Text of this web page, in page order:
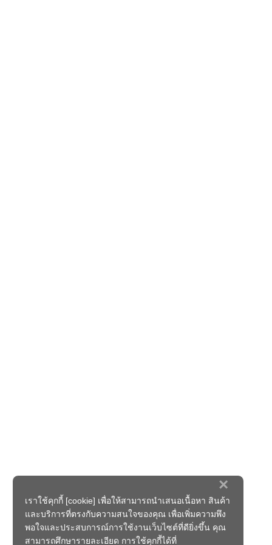
×
เราใช้คุกกี้ [cookie] เพื่อให้สามารถนำเสนอเนื้อหา สินค้า
และบริการที่ตรงกับความสนใจของคุณ เพื่อเพิ่มความพึง
พอใจและประสบการณ์การใช้งานเว็บไซต์ที่ดียิ่งขึ้น คุณ
สามารถศึกษารายละเอียด การใช้คุกกี้ได้ที่